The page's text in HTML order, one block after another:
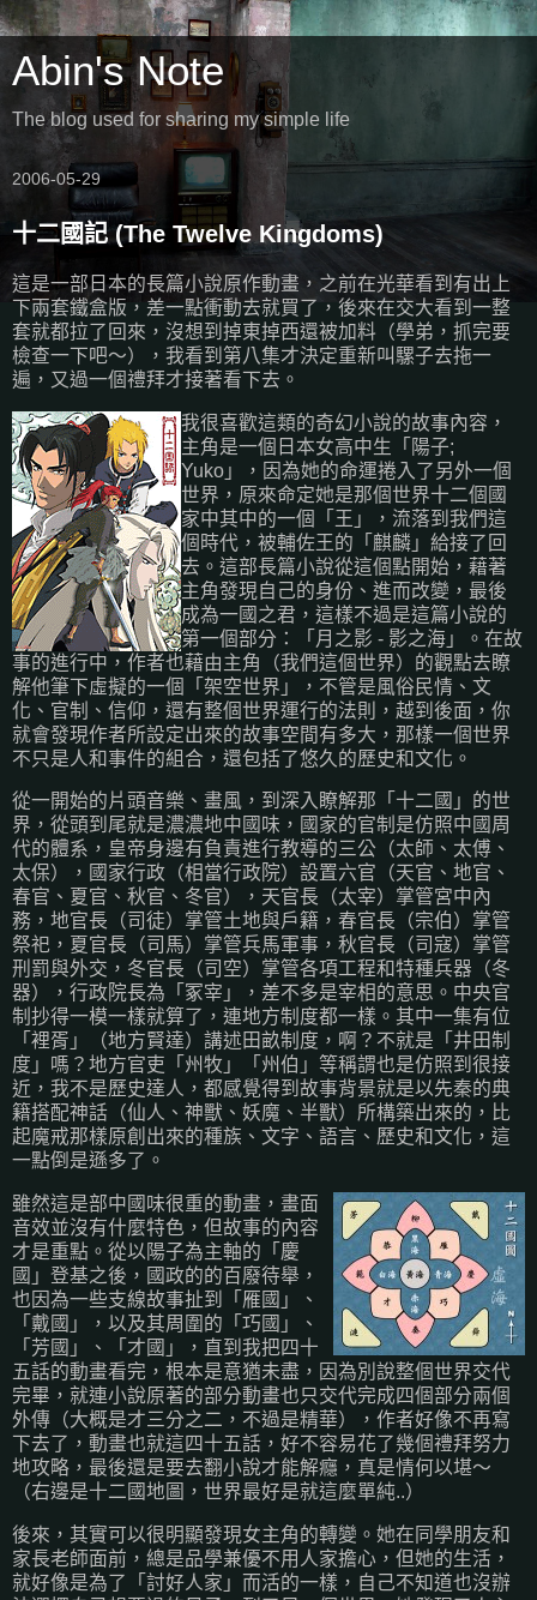
Abin's Note
The blog used for sharing my simple life
2006-05-29
十二國記 (The Twelve Kingdoms)
這是一部日本的長篇小說原作動畫，之前在光華看到有出上
下兩套鐵盒版，差一點衝動去就買了，後來在交大看到一整
套就都拉了回來，沒想到掉東掉西還被加料（學弟，抓完要
檢查一下吧～），我看到第八集才決定重新叫騾子去拖一
遍，又過一個禮拜才接著看下去。
我很喜歡這類的奇幻小說的故事內容，
主角是一個日本女高中生「陽子;
Yuko」，因為她的命運捲入了另外一個
世界，原來命定她是那個世界十二個國
家中其中的一個「王」，流落到我們這
個時代，被輔佐王的「麒麟」給接了回
去。這部長篇小說從這個點開始，藉著
主角發現自己的身份、進而改變，最後
成為一國之君，這樣不過是這篇小說的
第一個部分：「月之影 - 影之海」。在故
事的進行中，作者也藉由主角（我們這個世界）的觀點去瞭
解他筆下虛擬的一個「架空世界」，不管是風俗民情、文
化、官制、信仰，還有整個世界運行的法則，越到後面，你
就會發現作者所設定出來的故事空間有多大，那樣一個世界
不只是人和事件的組合，還包括了悠久的歷史和文化。
從一開始的片頭音樂、畫風，到深入瞭解那「十二國」的世
界，從頭到尾就是濃濃地中國味，國家的官制是仿照中國周
代的體系，皇帝身邊有負責進行教導的三公（太師、太傅、
太保），國家行政（相當行政院）設置六官（天官、地官、
春官、夏官、秋官、冬官），天官長（太宰）掌管宮中內
務，地官長（司徒）掌管土地與戶籍，春官長（宗伯）掌管
祭祀，夏官長（司馬）掌管兵馬軍事，秋官長（司寇）掌管
刑罰與外交，冬官長（司空）掌管各項工程和特種兵器（冬
器），行政院長為「冢宰」，差不多是宰相的意思。中央官
制抄得一模一樣就算了，連地方制度都一樣。其中一集有位
「裡胥」（地方賢達）講述田畝制度，啊？不就是「井田制
度」嗎？地方官吏「州牧」「州伯」等稱謂也是仿照到很接
近，我不是歷史達人，都感覺得到故事背景就是以先秦的典
籍搭配神話（仙人、神獸、妖魔、半獸）所構築出來的，比
起魔戒那樣原創出來的種族、文字、語言、歷史和文化，這
一點倒是遜多了。
雖然這是部中國味很重的動畫，畫面
音效並沒有什麼特色，但故事的內容
才是重點。從以陽子為主軸的「慶
國」登基之後，國政的的百廢待舉，
也因為一些支線故事扯到「雁國」、
「戴國」，以及其周圍的「巧國」、
「芳國」、「才國」，直到我把四十
五話的動畫看完，根本是意猶未盡，因為別說整個世界交代
完畢，就連小說原著的部分動畫也只交代完成四個部分兩個
外傳（大概是才三分之二，不過是精華），作者好像不再寫
下去了，動畫也就這四十五話，好不容易花了幾個禮拜努力
地攻略，最後還是要去翻小說才能解癮，真是情何以堪～
（右邊是十二國地圖，世界最好是就這麼單純..）
後來，其實可以很明顯發現女主角的轉變。她在同學朋友和
家長老師面前，總是品學兼優不用人家擔心，但她的生活，
就好像是為了「討好人家」而活的一樣，自己不知道也沒辦